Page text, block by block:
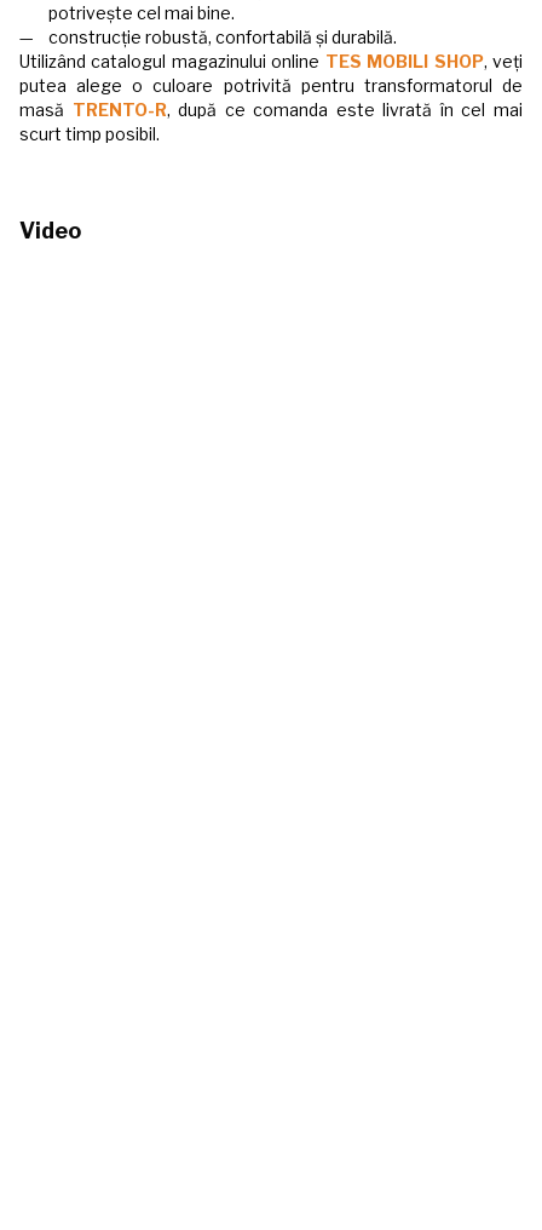
potrivește cel mai bine.
construcție robustă, confortabilă și durabilă.
Utilizând catalogul magazinului online TES MOBILI SHOP, veți
putea alege o culoare potrivită pentru transformatorul de
masă TRENTO-R, după ce comanda este livrată în cel mai
scurt timp posibil.
Video